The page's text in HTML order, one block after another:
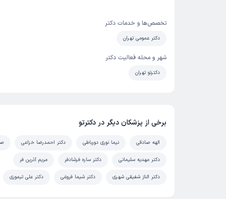
تخصص‌ها و خدمات دکتر
دکتر عمومی تهران
شهر و محله فعالیت دکتر
دکترتو تهران
برخی از پزشکان دیگر در دکترتو
الهه صادقی نیما نوری دورباطی دکتر احمدرضا خزاعی
دکتر مهدیه سلیمانی دکتر ساره فرشادفر مریم آذرین فر
دکتر الناز شفیقی شهری دکتر شیما فروغی دکتر علی تیموری